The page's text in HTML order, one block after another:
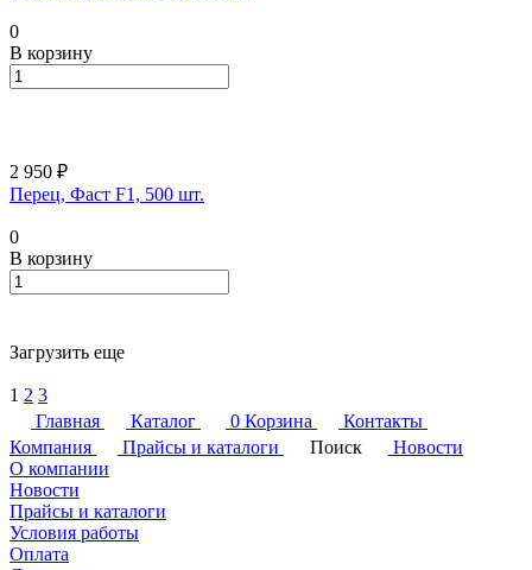
0
В корзину
2 950 ₽
Перец, Фаст F1, 500 шт.
0
В корзину
Загрузить еще
1 2 3
Главная
Каталог 0 Корзина
Контакты
Компания
Прайсы и каталоги Поиск
Новости
О компании
Новости
Прайсы и каталоги
Условия работы
Оплата